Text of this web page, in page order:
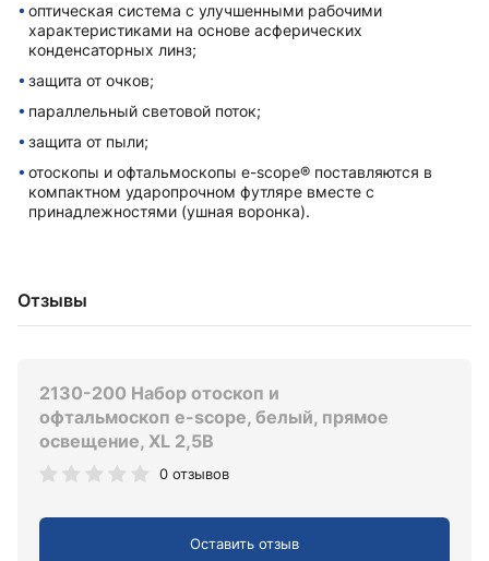
оптическая система с улучшенными рабочими
характеристиками на основе асферических
конденсаторных линз;
защита от очков;
параллельный световой поток;
защита от пыли;
отоскопы и офтальмоскопы e-scope® поставляются в
компактном ударопрочном футляре вместе с
принадлежностями (ушная воронка).
Отзывы
2130-200 Набор отоскоп и
офтальмоскоп e-scope, белый, прямое
освещение, XL 2,5В
0 отзывов
Оставить отзыв